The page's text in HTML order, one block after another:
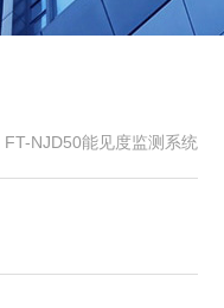
FT-NJD50能见度监测系统